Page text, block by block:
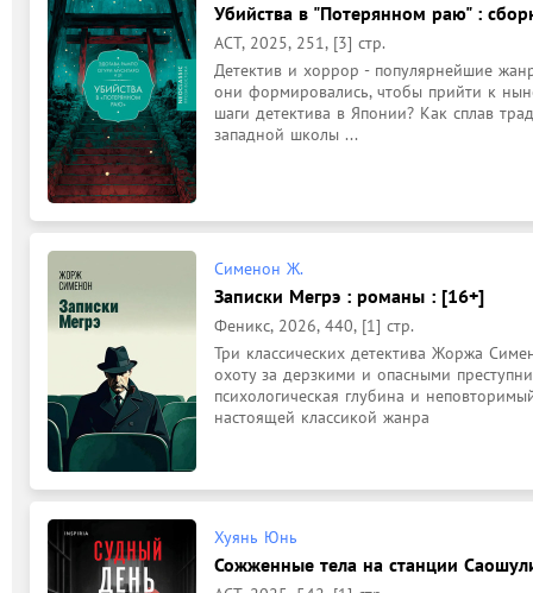
Убийства в "Потерянном раю" :
АСТ, 2025, 251, [3] стр.
Детектив и хоррор - популярнейшие
они формировались, чтобы прийти к
шаги детектива в Японии? Как сплав
западной школы ...
Сименон Ж.
Записки Мегрэ : романы : [16+]
Феникс, 2026, 440, [1] стр.
Три классических детектива Жоржа
охоту за дерзкими и опасными
психологическая глубина и
настоящей классикой жанра
Хуянь Юнь
Сожженные тела на станции